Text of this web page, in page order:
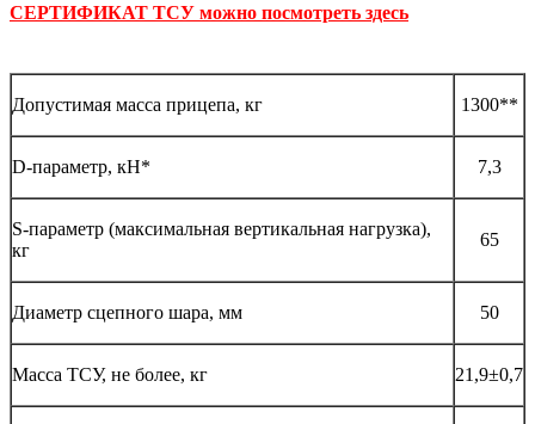
СЕРТИФИКАТ ТСУ можно посмотреть здесь
Допустимая масса прицепа, кг 1300**
D-параметр, кН* 7,3
S-параметр (максимальная вертикальная нагрузка),
кг
65
Диаметр сцепного шара, мм 50
Масса ТСУ, не более, кг 21,9±0,7